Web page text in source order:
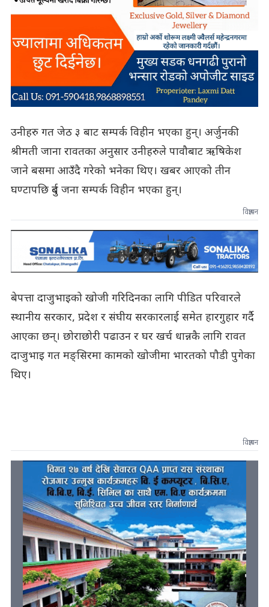
उनीहरु गत जेठ ३ बाट सम्पर्क विहीन भएका हुन्। अर्जुनकी
श्रीमती जाना रावतका अनुसार उनीहरुले पावौबाट ऋषिकेश
जाने बसमा आउँदै गरेको भनेका थिए। खबर आएको तीन
घण्टापछि दुर्ब जना सम्पर्क विहीन भएका हुन्।
विज्ञापन
बेपत्ता दाजुभाइको खोजी गरिदिनका लागि पीडित परिवारले
स्थानीय सरकार, प्रदेश र संघीय सरकारलाई समेत हारगुहार गर्दै
आएका छन्। छोराछोरी पढाउन र घर खर्च धान्नकै लागि रावत
दाजुभाइ गत मङ्सिरमा कामको खोजीमा भारतको पौडी पुगेका
थिए।
विज्ञापन